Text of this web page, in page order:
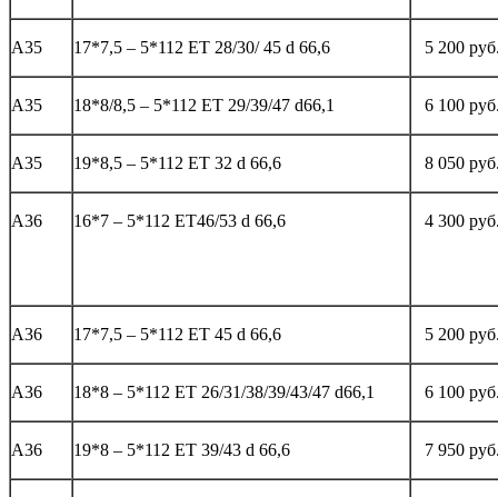
А35 17*7,5 – 5*112 ЕТ 28/30/ 45 d 66,6 5 200
А35 18*8/8,5 – 5*112 ЕТ 29/39/47 d66,1 6 100
А35 19*8,5 – 5*112 ЕТ 32 d 66,6 8 050
А36 16*7 – 5*112 ЕТ46/53 d 66,6 4 300
А36 17*7,5 – 5*112 ЕТ 45 d 66,6 5 200
А36 18*8 – 5*112 ЕТ 26/31/38/39/43/47 d66,1 6 100
А36 19*8 – 5*112 ЕТ 39/43 d 66,6 7 950